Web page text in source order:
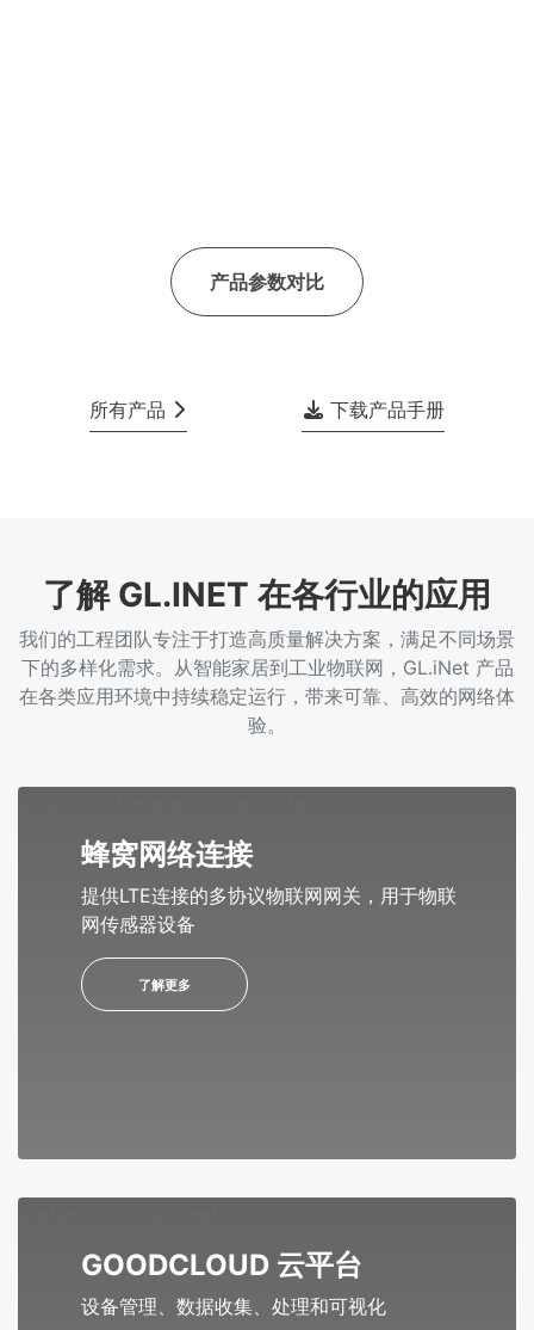
产品参数对比
所有产品 下载产品手册
了解 GL.INET 在各行业的应用
我们的工程团队专注于打造高质量解决方案，满足不同场景
下的多样化需求。从智能家居到工业物联网，GL.iNet 产品
在各类应用环境中持续稳定运行，带来可靠、高效的网络体
验。
蜂窝网络连接
提供LTE连接的多协议物联网网关，用于物联
网传感器设备
了解更多
GOODCLOUD 云平台
设备管理、数据收集、处理和可视化